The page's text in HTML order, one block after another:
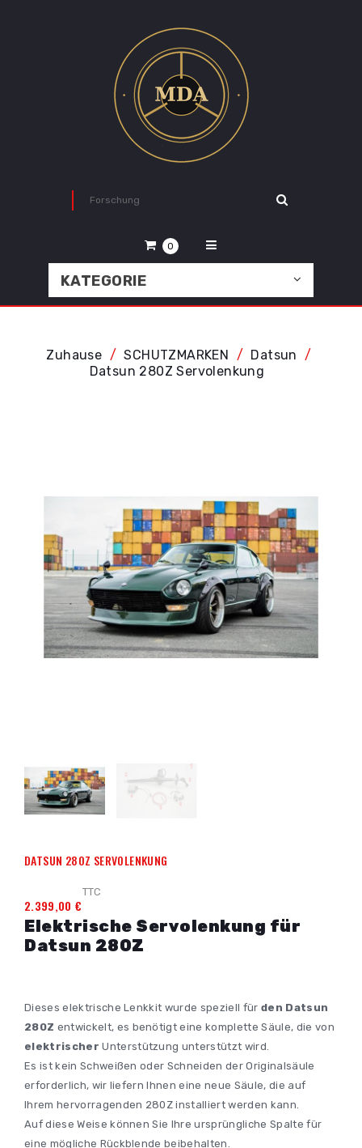
0
KATEGORIE
Zuhause SCHUTZMARKEN
Datsun
Datsun 280Z Servolenkung
DATSUN 280Z SERVOLENKUNG
2.399,00 €
TTC
Elektrische Servolenkung für
Datsun 280Z
Dieses elektrische Lenkkit wurde speziell für den Datsun
280Z entwickelt, es benötigt eine komplette Säule, die von
elektrischer Unterstützung unterstützt wird.
Es ist kein Schweißen oder Schneiden der Originalsäule
erforderlich, wir liefern Ihnen eine neue Säule, die auf
Ihrem hervorragenden 280Z installiert werden kann.
Auf diese Weise können Sie Ihre ursprüngliche Spalte für
eine mögliche Rückblende beibehalten.